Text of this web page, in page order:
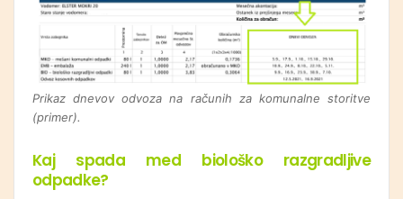
Prikaz dnevov odvoza na računih za komunalne storitve
(primer).
Kaj spada med biološko razgradljive
odpadke?